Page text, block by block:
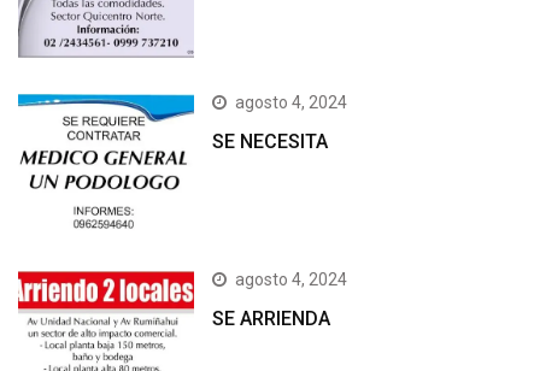
agosto 4, 2024
SE NECESITA
agosto 4, 2024
SE ARRIENDA